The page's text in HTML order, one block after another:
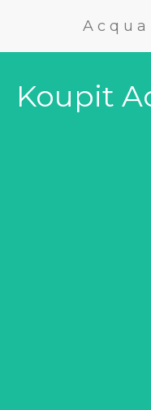
Koupit